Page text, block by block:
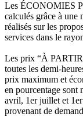
Les ÉCONOMIES
calculés grâce à une
réalisés sur les
services dans le
Les prix “À
toutes les demi-
prix maximum et
en pourcentage sont
avril, 1er juillet et
provenant de